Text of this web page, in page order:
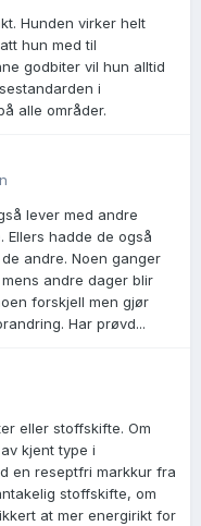
Hunden virker helt
hun med til
godbiter vil hun alltid
i
alle områder.
lever med andre
Ellers hadde de også
andre. Noen ganger
andre dager blir
forskjell men gjør
Har prøvd...
eller stoffskifte. Om
kjent type i
en reseptfri markkur fra
stoffskifte, om
at mer energirikt for